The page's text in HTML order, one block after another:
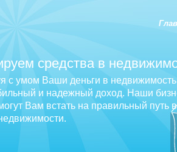
средства в
с умом Ваши деньги в
и надежный доход. Наши
Вам встать на правильный путь